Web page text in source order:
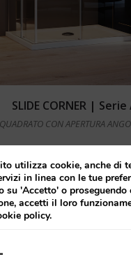
Leggi tutto
SLIDE CORNER |
CON APERTURA
utilizza cookie, anche di
in linea con le tue
su 'Accetto' o proseguendo
accetti il loro
policy.